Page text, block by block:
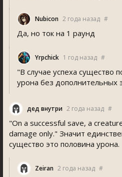
Nubicon 2 года назад #
Да, но ток на 1 раунд
Yrpchick 1 год назад #
"В случае успеха существо
урона без дополнительных
дед внутри 2 года назад #
"On a successful save, a
damage only." Значит
существо это половина урона.
Zeiran 2 года назад #